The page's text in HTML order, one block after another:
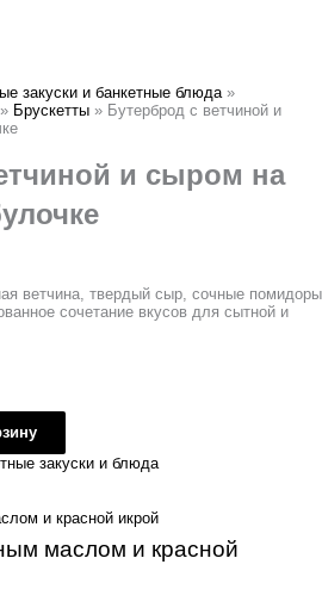
закуски и банкетные блюда »
» Брускетты » Бутерброд с ветчиной и
и сыром на
ветчина, твердый сыр, сочные помидоры
сочетание вкусов для сытной и
закуски и блюда
маслом и красной